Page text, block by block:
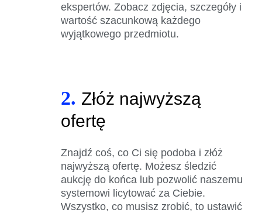
ekspertów. Zobacz zdjęcia, szczegóły i
wartość szacunkową każdego
wyjątkowego przedmiotu.
2. Złóż najwyższą
ofertę
Znajdź coś, co Ci się podoba i złóż
najwyższą ofertę. Możesz śledzić
aukcję do końca lub pozwolić naszemu
systemowi licytować za Ciebie.
Wszystko, co musisz zrobić, to ustawić